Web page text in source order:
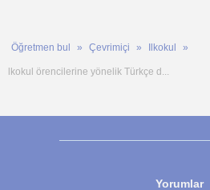
Öğretmen bul Çevrimiçi Ilkokul
lkokul örencilerine yönelik Türkçe d...
Yorumlar